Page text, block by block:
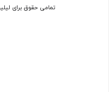
تمامی حقوق برای